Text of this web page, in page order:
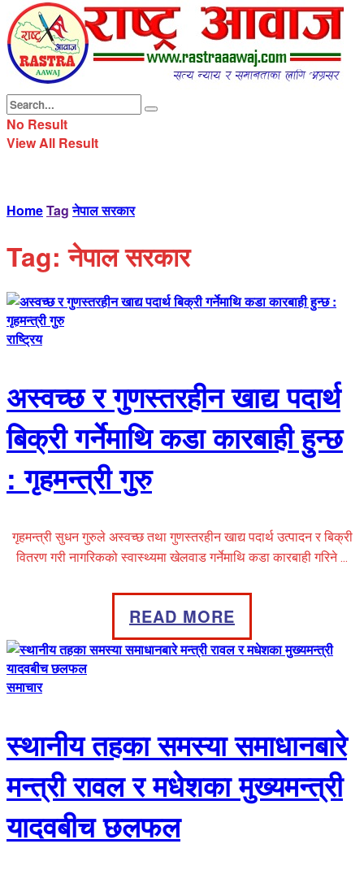
No Result
View All Result
HomeTag नेपाल सरकार
Tag:नेपाल सरकार
राष्ट्रिय
अस्वच्छ र गुणस्तरहीन खाद्य पदार्थ
बिक्री गर्नेमाथि कडा कारबाही हुन्छ
: गृहमन्त्री गुरु
गृहमन्त्री सुधन गुरुले अस्वच्छ तथा गुणस्तरहीन खाद्य पदार्थ उत्पादन र बिक्री
वितरण गरी नागरिकको स्वास्थ्यमा खेलवाड गर्नेमाथि कडा कारबाही गरिने ...
READ MORE
समाचार
स्थानीय तहका समस्या समाधानबारे
मन्त्री रावल र मधेशका मुख्यमन्त्री
यादवबीच छलफल